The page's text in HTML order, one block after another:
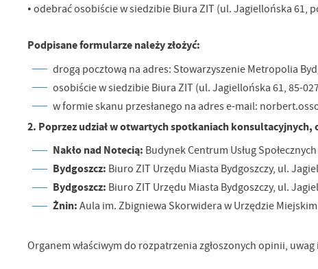
• odebrać osobiście w siedzibie Biura ZIT (ul. Jagiellońska 61,
Podpisane formularze należy złożyć:
drogą pocztową na adres: Stowarzyszenie Metropolia
osobiście w siedzibie Biura ZIT (ul. Jagiellońska 61, 85-
w formie skanu przesłanego na adres e-mail:
2. Poprzez udział w otwartych spotkaniach
Nakło nad Notecią: Budynek Centrum Usług
Bydgoszcz: Biuro ZIT Urzędu Miasta Bydgoszczy, ul.
Bydgoszcz: Biuro ZIT Urzędu Miasta Bydgoszczy, ul.
Żnin:Aula im. Zbigniewa Skorwidera w Urzędzie
Organem właściwym do rozpatrzenia zgłoszonych opinii,